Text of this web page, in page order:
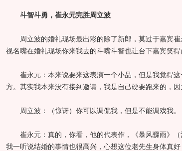
斗智斗勇，崔永元完胜周立波
周立波的婚礼现场最出彩的除了新郎，莫过于嘉宾崔
视名嘴在婚礼现场你来我去的斗嘴斗智也让台下嘉宾笑得
崔永元：本来说要来这表演一个小品，但是我觉得这
方。其实我本来没有接到邀请，我是自己硬要跑来的，
周立波：（惊讶）你可以调侃我，但是不能调戏我。
崔永元：真的，你看，他的代表作，《暴风骤雨》（
我一听说结婚的事情也很高兴，心想这位老先生身体真好